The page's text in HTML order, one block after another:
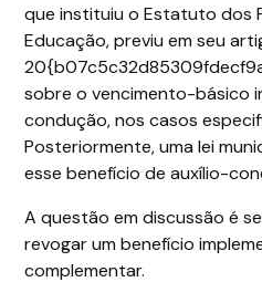
que instituiu o Estatuto dos
Educação, previu em seu
sobre o vencimento-básico
condução, nos casos
Posteriormente, uma lei
esse benefício de auxílio-
A questão em discussão é
revogar um benefício
complementar.